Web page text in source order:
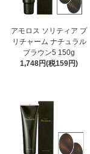
アモロス ソリティア プ
リチャーム ナチュラル
ブラウン5 150g
1,748円(税159円)